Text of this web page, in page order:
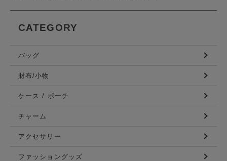
CATEGORY
バッグ
財布/小物
ケース / ポーチ
チャーム
アクセサリー
ファッショングッズ